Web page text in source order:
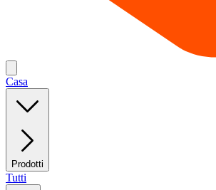
Casa
Prodotti
Tutti